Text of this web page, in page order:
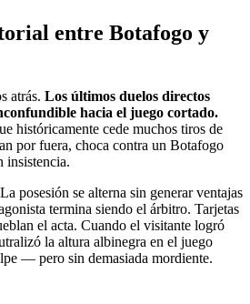
entre Botafogo y
atrás. Los últimos duelos directos
hacia el juego cortado.
históricamente cede muchos tiros de
por fuera, choca contra un Botafogo
insistencia.
posesión se alterna sin generar ventajas
termina siendo el árbitro. Tarjetas
el acta. Cuando el visitante logró
la altura albinegra en el juego
— pero sin demasiada mordiente.